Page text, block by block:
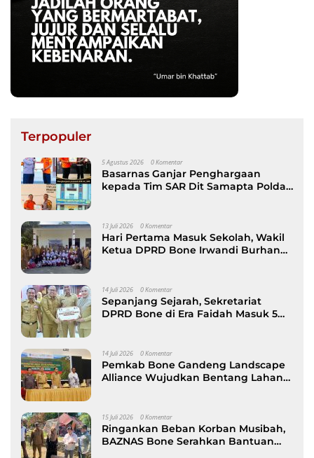
Terpopuler
5 Agustus 2026 0 Komentar
Basarnas Ganjar Penghargaan
kepada Tim SAR Dit Samapta Polda
13 Juli 2026 0 Komentar
Hari Pertama Masuk Sekolah, Wakil
Ketua DPRD Bone Irwandi Burhan
14 Juli 2026 0 Komentar
Sepanjang Sejarah, Sekretariat
DPRD Bone di Era Faidah Masuk 5
14 Juli 2026 0 Komentar
Pemkab Bone Gandeng Landscape
Alliance Wujudkan Bentang Lahan
15 Juli 2026 0 Komentar
Ringankan Beban Korban Musibah,
BAZNAS Bone Serahkan Bantuan